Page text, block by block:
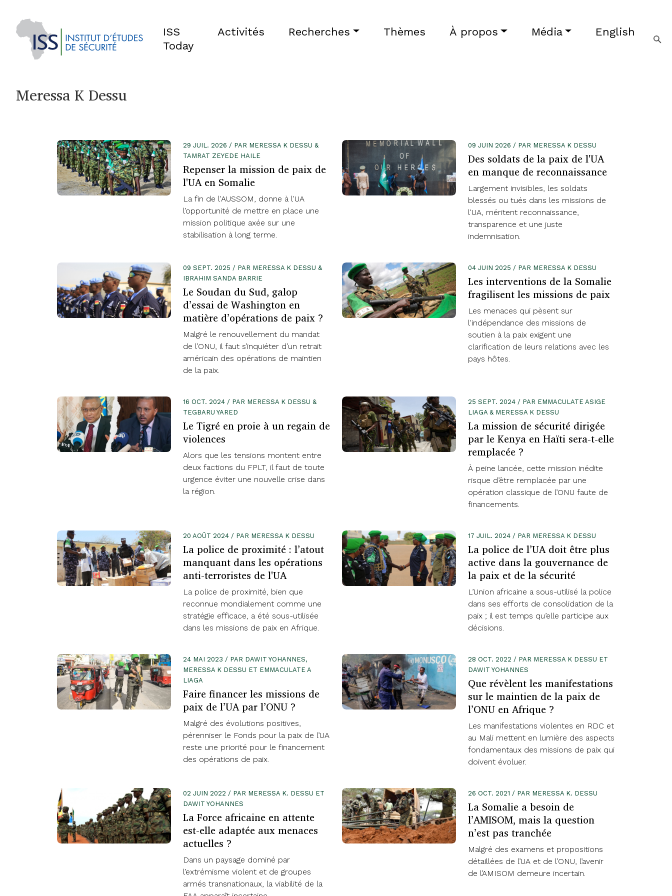
ISS
Today
Activités Recherches Thèmes À propos Média English
Meressa K Dessu
29 JUIL. 2026 / PAR MERESSA K DESSU &
TAMRAT ZEYEDE HAILE
Repenser la mission de paix de
l'UA en Somalie
La fin de l'AUSSOM, donne à l'UA
l’opportunité de mettre en place une
mission politique axée sur une
stabilisation à long terme.
09 JUIN 2026 / PAR MERESSA K DESSU
Des soldats de la paix de l'UA
en manque de reconnaissance
Largement invisibles, les soldats
blessés ou tués dans les missions de
l'UA, méritent reconnaissance,
transparence et une juste
indemnisation.
09 SEPT. 2025 / PAR MERESSA K DESSU &
IBRAHIM SANDA BARRIE
Le Soudan du Sud, galop
d’essai de Washington en
matière d’opérations de paix ?
Malgré le renouvellement du mandat
de l’ONU, il faut s’inquiéter d’un retrait
américain des opérations de maintien
de la paix.
04 JUIN 2025 / PAR MERESSA K DESSU
Les interventions de la Somalie
fragilisent les missions de paix
Les menaces qui pèsent sur
l'indépendance des missions de
soutien à la paix exigent une
clarification de leurs relations avec les
pays hôtes.
16 OCT. 2024 / PAR MERESSA K DESSU &
TEGBARU YARED
Le Tigré en proie à un regain de
violences
Alors que les tensions montent entre
deux factions du FPLT, il faut de toute
urgence éviter une nouvelle crise dans
la région.
25 SEPT. 2024 / PAR EMMACULATE ASIGE
LIAGA & MERESSA K DESSU
La mission de sécurité dirigée
par le Kenya en Haïti sera-t-elle
remplacée ?
À peine lancée, cette mission inédite
risque d’être remplacée par une
opération classique de l’ONU faute de
financements.
20 AOÛT 2024 / PAR MERESSA K DESSU
La police de proximité : l’atout
manquant dans les opérations
anti-terroristes de l'UA
La police de proximité, bien que
reconnue mondialement comme une
stratégie efficace, a été sous-utilisée
dans les missions de paix en Afrique.
17 JUIL. 2024 / PAR MERESSA K DESSU
La police de l’UA doit être plus
active dans la gouvernance de
la paix et de la sécurité
L’Union africaine a sous-utilisé la police
dans ses efforts de consolidation de la
paix ; il est temps qu’elle participe aux
décisions.
24 MAI 2023 / PAR DAWIT YOHANNES,
MERESSA K DESSU ET EMMACULATE A
LIAGA
Faire financer les missions de
paix de l’UA par l’ONU ?
Malgré des évolutions positives,
pérenniser le Fonds pour la paix de l’UA
reste une priorité pour le financement
des opérations de paix.
28 OCT. 2022 / PAR MERESSA K DESSU ET
DAWIT YOHANNES
Que révèlent les manifestations
sur le maintien de la paix de
l’ONU en Afrique ?
Les manifestations violentes en RDC et
au Mali mettent en lumière des aspects
fondamentaux des missions de paix qui
doivent évoluer.
02 JUIN 2022 / PAR MERESSA K. DESSU ET
DAWIT YOHANNES
La Force africaine en attente
est-elle adaptée aux menaces
actuelles ?
Dans un paysage dominé par
l’extrémisme violent et de groupes
armés transnationaux, la viabilité de la
26 OCT. 2021 / PAR MERESSA K. DESSU
La Somalie a besoin de
l’AMISOM, mais la question
n’est pas tranchée
Malgré des examens et propositions
détaillées de l’UA et de l’ONU, l’avenir
de l’AMISOM demeure incertain.